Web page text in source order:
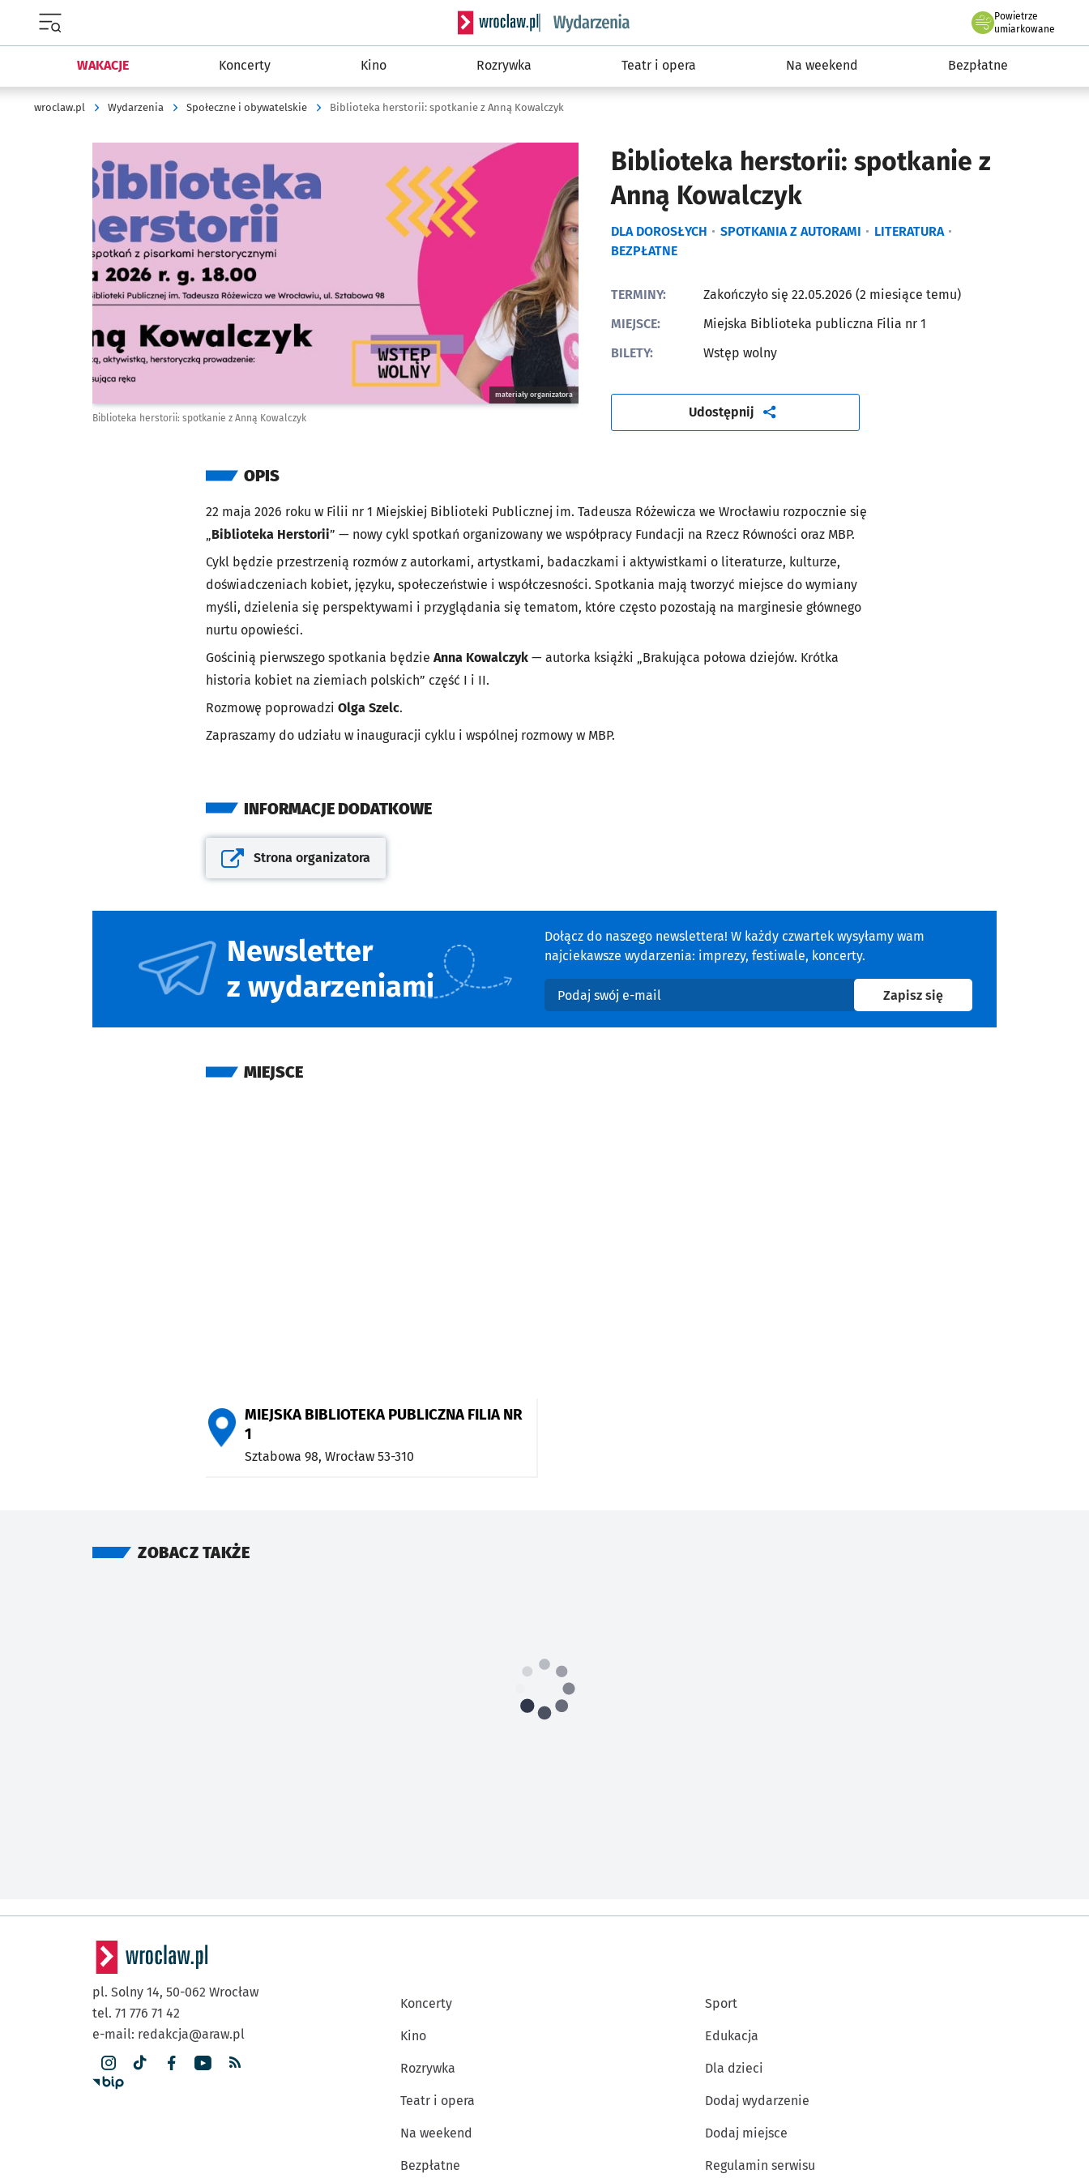
Serwis informacyjny wroclaw.pl podserwis: Wydarzenia
Powietrze
we Wrocławiu
umiarkowane
WAKACJE Koncerty Kino Rozrywka Teatr i opera Na weekend Bezpłatne
wroclaw.pl Wydarzenia Społeczne i obywatelskie Biblioteka herstorii: spotkanie z Anną Kowalczyk
Biblioteka herstorii: spotkanie z
Anną Kowalczyk
DLA DOROSŁYCH SPOTKANIA Z AUTORAMI
LITERATURA
BEZPŁATNE
materiały organizatora
Biblioteka herstorii: spotkanie z Anną Kowalczyk
TERMINY:
Zakończyło się 22.05.2026 (2 miesiące temu)
MIEJSCE:
Miejska Biblioteka publiczna Filia nr 1
BILETY:
Wstęp wolny
Udostępnijartykuł
OPIS
22 maja 2026 roku w Filii nr 1 Miejskiej Biblioteki Publicznej im. Tadeusza Różewicza we Wrocławiu rozpocznie się
„Biblioteka Herstorii” — nowy cykl spotkań organizowany we współpracy Fundacji na Rzecz Równości oraz MBP.
Cykl będzie przestrzenią rozmów z autorkami, artystkami, badaczkami i aktywistkami o literaturze, kulturze,
doświadczeniach kobiet, języku, społeczeństwie i współczesności. Spotkania mają tworzyć miejsce do wymiany
myśli, dzielenia się perspektywami i przyglądania się tematom, które często pozostają na marginesie głównego
nurtu opowieści.
Gościnią pierwszego spotkania będzie Anna Kowalczyk — autorka książki „Brakująca połowa dziejów. Krótka
historia kobiet na ziemiach polskich” część I i II.
Rozmowę poprowadzi Olga Szelc.
Zapraszamy do udziału w inauguracji cyklu i wspólnej rozmowy w MBP.
INFORMACJE DODATKOWE
Otwiera się w nowej karcie
Strona organizatora
Newsletter
z wydarzeniami
Dołącz do naszego newslettera! W każdy czwartek wysyłamy wam
najciekawsze wydarzenia: imprezy, festiwale, koncerty.
Podaj swój e-mail
Zapisz sięna newsletter
MIEJSCE
MIEJSKA BIBLIOTEKA PUBLICZNA FILIA NR
1
Sztabowa 98, Wrocław 53-310
ZOBACZ TAKŻE
pl. Solny 14, 50-062 Wrocław
tel. 71 776 71 42
e-mail: redakcja@araw.pl
Koncerty
Kino
Rozrywka
Teatr i opera
Na weekend
Bezpłatne
Sport
Edukacja
Dla dzieci
Dodaj wydarzenie
Dodaj miejsce
Regulamin serwisu